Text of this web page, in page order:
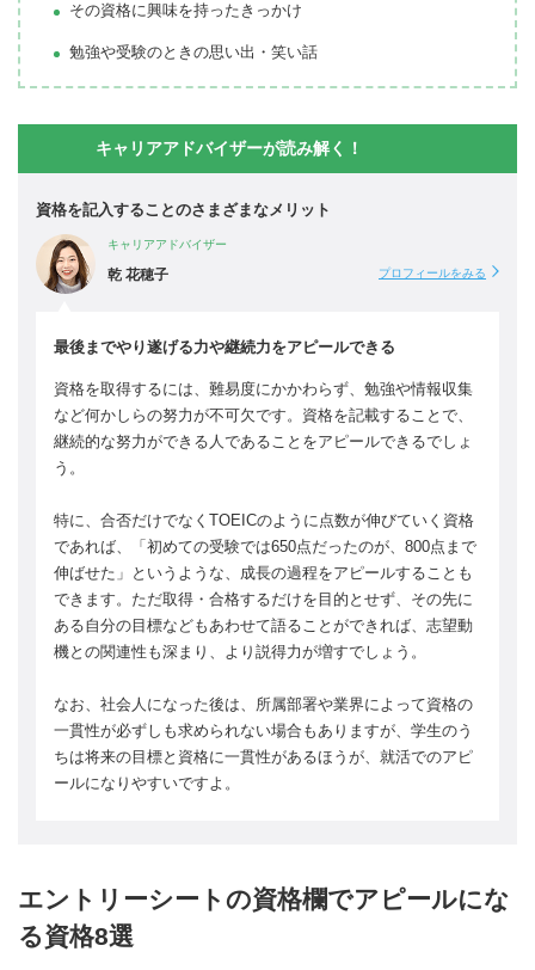
その資格に興味を持ったきっかけ
勉強や受験のときの思い出・笑い話
キャリアアドバイザーが読み解く！
資格を記入することのさまざまなメリット
キャリアアドバイザー
乾 花穂子 プロフィールをみる
最後までやり遂げる力や継続力をアピールできる
資格を取得するには、難易度にかかわらず、勉強や情報収集
など何かしらの努力が不可欠です。資格を記載することで、
継続的な努力ができる人であることをアピールできるでしょ
う。
特に、合否だけでなくTOEICのように点数が伸びていく資格
であれば、「初めての受験では650点だったのが、800点まで
伸ばせた」というような、成長の過程をアピールすることも
できます。ただ取得・合格するだけを目的とせず、その先に
ある自分の目標などもあわせて語ることができれば、志望動
機との関連性も深まり、より説得力が増すでしょう。
なお、社会人になった後は、所属部署や業界によって資格の
一貫性が必ずしも求められない場合もありますが、学生のう
ちは将来の目標と資格に一貫性があるほうが、就活でのアピ
ールになりやすいですよ。
エントリーシートの資格欄でアピールにな
る資格8選